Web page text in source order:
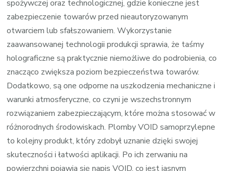
spożywczej oraz technologicznej, gdzie konieczne jest
zabezpieczenie towarów przed nieautoryzowanym
otwarciem lub sfałszowaniem. Wykorzystanie
zaawansowanej technologii produkcji sprawia, że taśmy
holograficzne są praktycznie niemożliwe do podrobienia, co
znacząco zwiększa poziom bezpieczeństwa towarów.
Dodatkowo, są one odporne na uszkodzenia mechaniczne i
warunki atmosferyczne, co czyni je wszechstronnym
rozwiązaniem zabezpieczającym, które można stosować w
różnorodnych środowiskach. Plomby VOID samoprzylepne
to kolejny produkt, który zdobył uznanie dzięki swojej
skuteczności i łatwości aplikacji. Po ich zerwaniu na
powierzchni pojawia się napis VOID, co jest jasnym